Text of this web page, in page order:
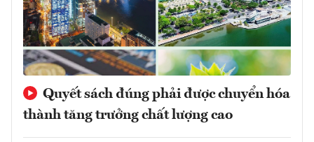
Quyết sách đúng phải được chuyển hóa
thành tăng trưởng chất lượng cao